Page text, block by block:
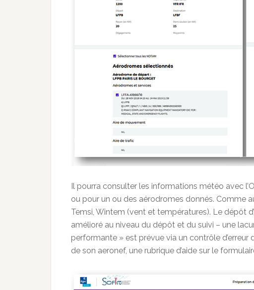
Il pourra consulter les informations météo avec
ou pour un ou des aérodromes donnés. Comme
Temsi, Wintem (vent et températures). Le dépôt
amélioré au niveau du dépôt et du suivi – une
performante » est prévue via un contrôle
de son aeronef, une rubrique d’aide sur le